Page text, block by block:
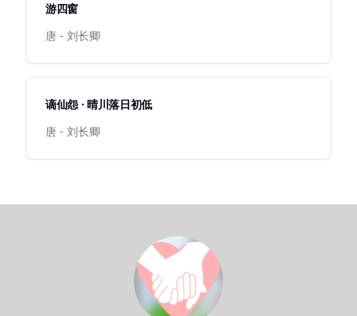
游四窗
唐 - 刘长卿
谪仙怨 · 晴川落日初低
唐 - 刘长卿